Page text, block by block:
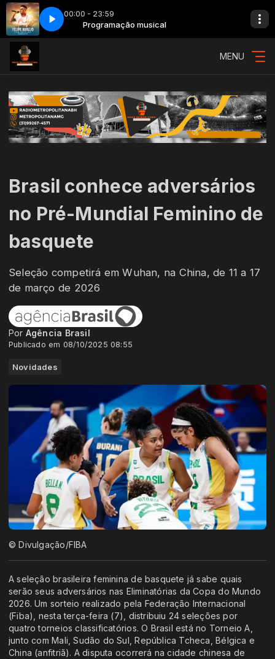
00:00 - 23:59
Programação musical
(Ao Vivo) 045 - Felipe Araújo - Espaçosa Demais (Ao Vivo)
MENU
Brasil conhece adversários
no Pré-Mundial Feminino de
basquete
Seleção competirá em Wuhan, na China, de 11 a 17
de março de 2026
Por Agência Brasil
Publicado em 08/10/2025 08:55
Novidades
© Divulgação/FIBA
A seleção brasileira feminina de basquete já sabe quais
serão seus adversários nas Eliminatórias da Copa do Mundo
2026. Um sorteio realizado pela Federação Internacional
(Fiba), nesta terça-feira (7), distribuiu 24 seleções por
quatro torneios classificatórios. O Brasil está no Torneio A,
junto com Mali, Sudão do Sul, República Tcheca, Bélgica e
China (anfitriã). A disputa ocorrerá na cidade chinesa de